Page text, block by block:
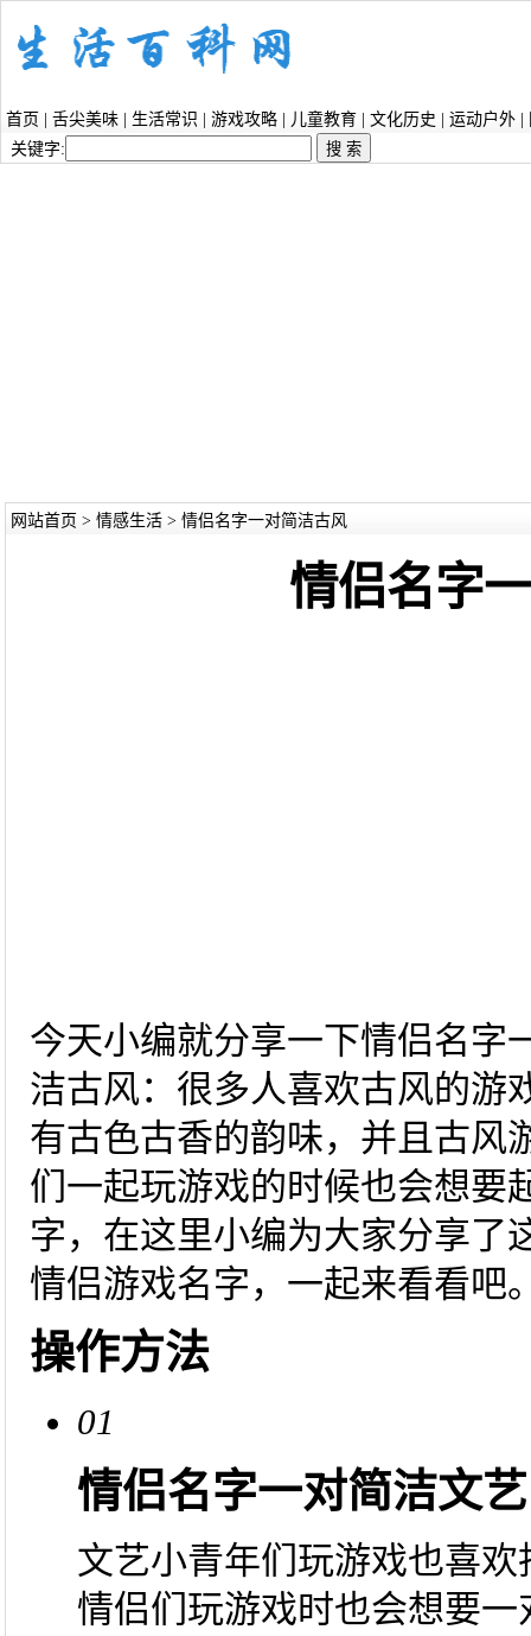
首页 舌尖美味 生活常识 游戏攻略 儿童教育 文化历史 运动户外
关键字:
网站首页 > 情感生活> 情侣名字一对简洁古风
情侣名字
今天小编就分享一下情侣名字
洁古风：很多人喜欢古风的游
有古色古香的韵味，并且古风
们一起玩游戏的时候也会想要
字，在这里小编为大家分享了
情侣游戏名字，一起来看看吧
操作方法
01
情侣名字一对简洁文艺
文艺小青年们玩游戏也喜
情侣们玩游戏时也会想要